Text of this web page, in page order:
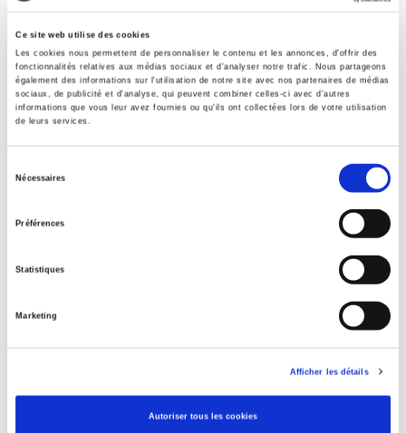
Ce site web utilise des cookies
Les cookies nous permettent de personnaliser le contenu et les annonces, d'offrir des
fonctionnalités relatives aux médias sociaux et d'analyser notre trafic. Nous partageons
également des informations sur l'utilisation de notre site avec nos partenaires de médias
sociaux, de publicité et d'analyse, qui peuvent combiner celles-ci avec d'autres
informations que vous leur avez fournies ou qu'ils ont collectées lors de votre utilisation
de leurs services.
Nécessaires
Préférences
Statistiques
Marketing
Afficher les détails
Autoriser tous les cookies
Contents
Specifications
Presses de Sciences Po
French
>Political Economics